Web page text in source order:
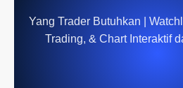
Yang Trader Butuhkan |
Trading, & Chart Interaktif